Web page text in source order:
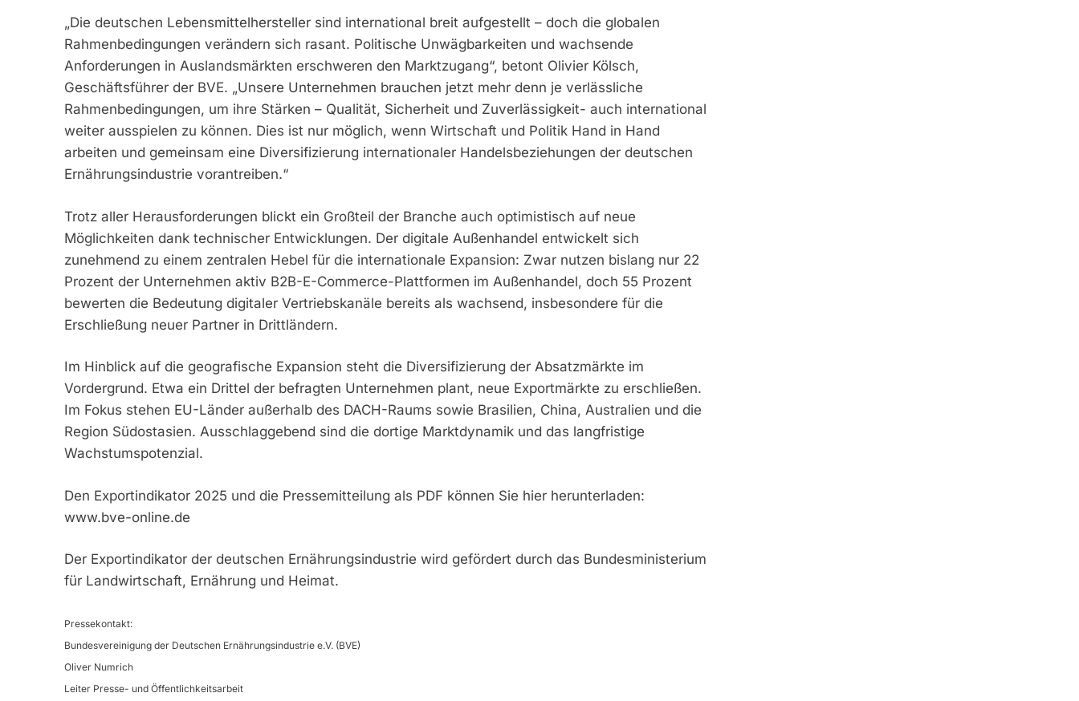
„Die deutschen Lebensmittelhersteller sind international breit aufgestellt – doch die globalen
Rahmenbedingungen verändern sich rasant. Politische Unwägbarkeiten und wachsende
Anforderungen in Auslandsmärkten erschweren den Marktzugang“, betont Olivier Kölsch,
Geschäftsführer der BVE. „Unsere Unternehmen brauchen jetzt mehr denn je verlässliche
Rahmenbedingungen, um ihre Stärken – Qualität, Sicherheit und Zuverlässigkeit- auch international
weiter ausspielen zu können. Dies ist nur möglich, wenn Wirtschaft und Politik Hand in Hand
arbeiten und gemeinsam eine Diversifizierung internationaler Handelsbeziehungen der deutschen
Ernährungsindustrie vorantreiben.“
Trotz aller Herausforderungen blickt ein Großteil der Branche auch optimistisch auf neue
Möglichkeiten dank technischer Entwicklungen. Der digitale Außenhandel entwickelt sich
zunehmend zu einem zentralen Hebel für die internationale Expansion: Zwar nutzen bislang nur 22
Prozent der Unternehmen aktiv B2B-E-Commerce-Plattformen im Außenhandel, doch 55 Prozent
bewerten die Bedeutung digitaler Vertriebskanäle bereits als wachsend, insbesondere für die
Erschließung neuer Partner in Drittländern.
Im Hinblick auf die geografische Expansion steht die Diversifizierung der Absatzmärkte im
Vordergrund. Etwa ein Drittel der befragten Unternehmen plant, neue Exportmärkte zu erschließen.
Im Fokus stehen EU-Länder außerhalb des DACH-Raums sowie Brasilien, China, Australien und die
Region Südostasien. Ausschlaggebend sind die dortige Marktdynamik und das langfristige
Wachstumspotenzial.
Den Exportindikator 2025 und die Pressemitteilung als PDF können Sie hier herunterladen:
www.bve-online.de
Der Exportindikator der deutschen Ernährungsindustrie wird gefördert durch das Bundesministerium
für Landwirtschaft, Ernährung und Heimat.
Pressekontakt:
Bundesvereinigung der Deutschen Ernährungsindustrie e.V. (BVE)
Oliver Numrich
Leiter Presse- und Öffentlichkeitsarbeit